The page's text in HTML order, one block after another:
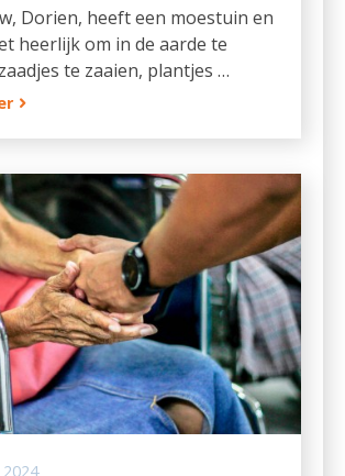
Dorien, heeft een moestuin en
heerlijk om in de aarde te
te zaaien, plantjes …
2024